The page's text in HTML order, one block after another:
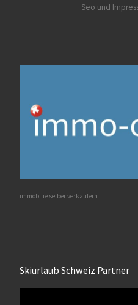
Seo und
immobilie selber verkaufern
Skiurlaub Schweiz Partner